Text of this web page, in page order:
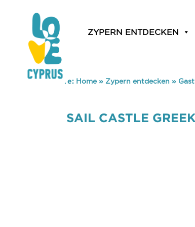
ZYPERN ENTDECKEN
You are here: Home» Zypern entdecken »
SAIL CASTLE